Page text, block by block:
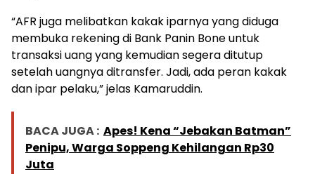
“AFR juga melibatkan kakak iparnya yang diduga
membuka rekening di Bank Panin Bone untuk
transaksi uang yang kemudian segera ditutup
setelah uangnya ditransfer. Jadi, ada peran kakak
dan ipar pelaku,” jelas Kamaruddin.
BACA JUGA : Apes! Kena “Jebakan Batman”
Penipu, Warga Soppeng Kehilangan Rp30
Juta